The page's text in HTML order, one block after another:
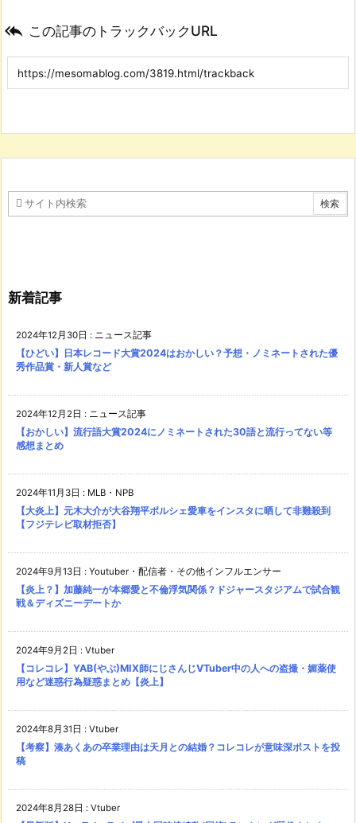
 この記事のトラックバックURL
新着記事
2024年12月30日 : ニュース記事
【ひどい】日本レコード大賞2024はおかしい？予想・ノミネートされた優
秀作品賞・新人賞など
2024年12月2日 : ニュース記事
【おかしい】流行語大賞2024にノミネートされた30語と流行ってない等
感想まとめ
2024年11月3日 : MLB・NPB
【大炎上】元木大介が大谷翔平ポルシェ愛車をインスタに晒して非難殺到
【フジテレビ取材拒否】
2024年9月13日 : Youtuber・配信者・その他インフルエンサー
【炎上？】加藤純一が本郷愛と不倫浮気関係？ドジャースタジアムで試合観
戦＆ディズニーデートか
2024年9月2日 : Vtuber
【コレコレ】YAB(やぶ)MIX師にじさんじVTuber中の人への盗撮・媚薬使
用など迷惑行為疑惑まとめ【炎上】
2024年8月31日 : Vtuber
【考察】湊あくあの卒業理由は天月との結婚？コレコレが意味深ポストを投
稿
2024年8月28日 : Vtuber